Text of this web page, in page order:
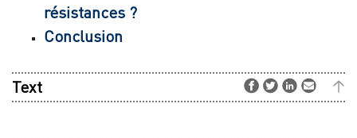
résistances ?
Conclusion
Text